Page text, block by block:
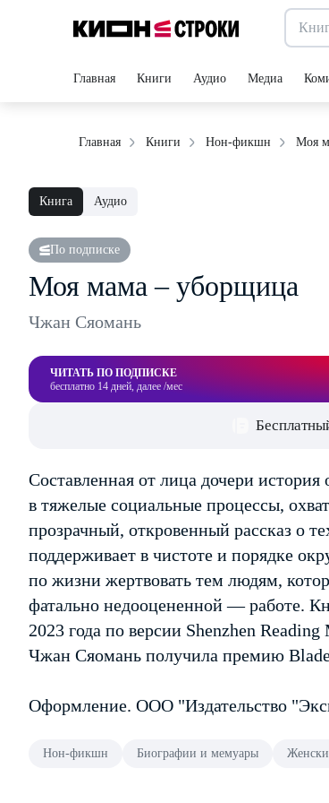
Главная Книги Аудио Медиа
Главная Книги Нон-фикшн Моя
Книга Аудио
По подписке
Моя мама – уборщица
Чжан Сяомань
ЧИТАТЬ ПО ПОДПИСКЕ
бесплатно 14 дней, далее /мес
Составленная от лица дочери
в тяжелые социальные процессы,
прозрачный, откровенный рассказ о
поддерживает в чистоте и порядке
по жизни жертвовать тем людям,
фатально недооцененной — работе.
2023 года по версии Shenzhen
Чжан Сяомань получила премию
Оформление. ООО "Издательство
Нон-фикшн Биографии и мемуары